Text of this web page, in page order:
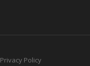
Privacy Policy